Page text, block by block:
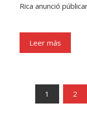
Rica anunció
Leer más
1 2